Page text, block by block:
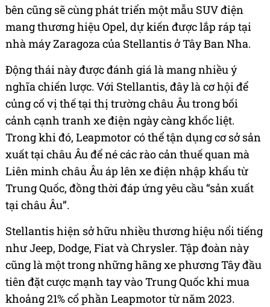
bên cũng sẽ cùng phát triển một mẫu SUV điện
mang thương hiệu Opel, dự kiến được lắp ráp tại
nhà máy Zaragoza của Stellantis ở Tây Ban Nha.
Động thái này được đánh giá là mang nhiều ý
nghĩa chiến lược. Với Stellantis, đây là cơ hội để
củng cố vị thế tại thị trường châu Âu trong bối
cảnh cạnh tranh xe điện ngày càng khốc liệt.
Trong khi đó, Leapmotor có thể tận dụng cơ sở sản
xuất tại châu Âu để né các rào cản thuế quan mà
Liên minh châu Âu áp lên xe điện nhập khẩu từ
Trung Quốc, đồng thời đáp ứng yêu cầu “sản xuất
tại châu Âu”.
Stellantis hiện sở hữu nhiều thương hiệu nổi tiếng
như Jeep, Dodge, Fiat và Chrysler. Tập đoàn này
cũng là một trong những hãng xe phương Tây đầu
tiên đặt cược mạnh tay vào Trung Quốc khi mua
khoảng 21% cổ phần Leapmotor từ năm 2023.